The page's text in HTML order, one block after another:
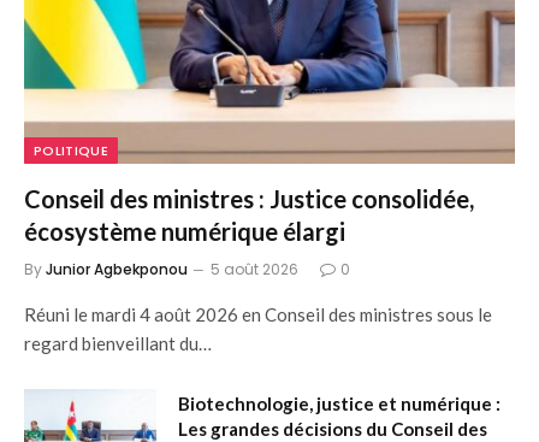
POLITIQUE
Conseil des ministres : Justice consolidée,
écosystème numérique élargi
ByJunior Agbekponou 5 août 2026 0
Réuni le mardi 4 août 2026 en Conseil des ministres sous le
regard bienveillant du…
Biotechnologie, justice et numérique :
Les grandes décisions du Conseil des